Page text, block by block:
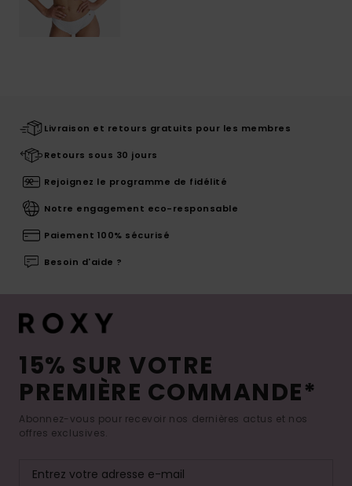
Livraison et retours gratuits pour les membres
Retours sous 30 jours
Rejoignez le programme de fidélité
Notre engagement eco-responsable
Paiement 100% sécurisé
Besoin d'aide ?
15% SUR VOTRE
PREMIÈRE COMMANDE*
Abonnez-vous pour recevoir nos dernières actus et nos
offres exclusives.